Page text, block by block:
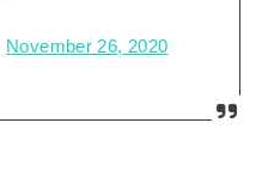
November 26, 2020